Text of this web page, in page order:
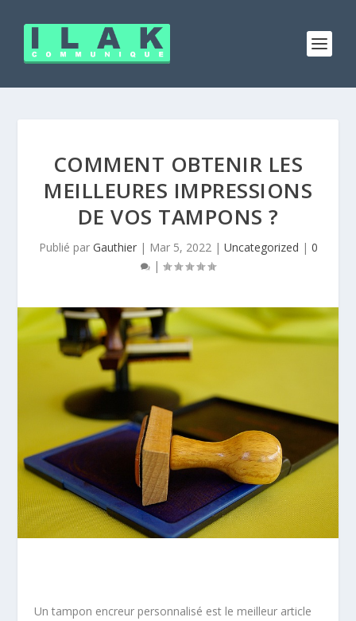
COMMENT OBTENIR LES
MEILLEURES IMPRESSIONS
DE VOS TAMPONS ?
Publié par Gauthier| Mar 5, 2022| Uncategorized | 0
|
Un tampon encreur personnalisé est le meilleur article